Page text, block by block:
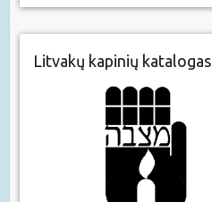
Litvakų kapinių katalogas